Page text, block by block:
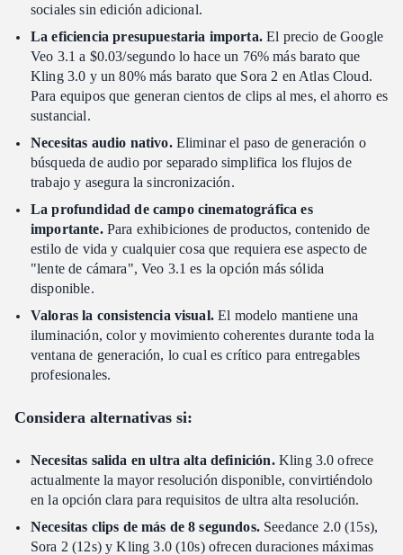
sociales sin edición adicional.
La eficiencia presupuestaria importa.El precio de Google
Veo 3.1 a $0.03/segundo lo hace un 76% más barato que
Kling 3.0 y un 80% más barato que Sora 2 en Atlas Cloud.
Para equipos que generan cientos de clips al mes, el ahorro es
sustancial.
Necesitas audio nativo.Eliminar el paso de generación o
búsqueda de audio por separado simplifica los flujos de
trabajo y asegura la sincronización.
La profundidad de campo cinematográfica es
importante.Para exhibiciones de productos, contenido de
estilo de vida y cualquier cosa que requiera ese aspecto de
"lente de cámara", Veo 3.1 es la opción más sólida
disponible.
Valoras la consistencia visual.El modelo mantiene una
iluminación, color y movimiento coherentes durante toda la
ventana de generación, lo cual es crítico para entregables
profesionales.
Considera alternativas si:
Necesitas salida en ultra alta definición.Kling 3.0 ofrece
actualmente la mayor resolución disponible, convirtiéndolo
en la opción clara para requisitos de ultra alta resolución.
Necesitas clips de más de 8 segundos.Seedance 2.0 (15s),
Sora 2 (12s) y Kling 3.0 (10s) ofrecen duraciones máximas